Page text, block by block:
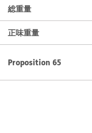
総重量
正味重量
Proposition 65